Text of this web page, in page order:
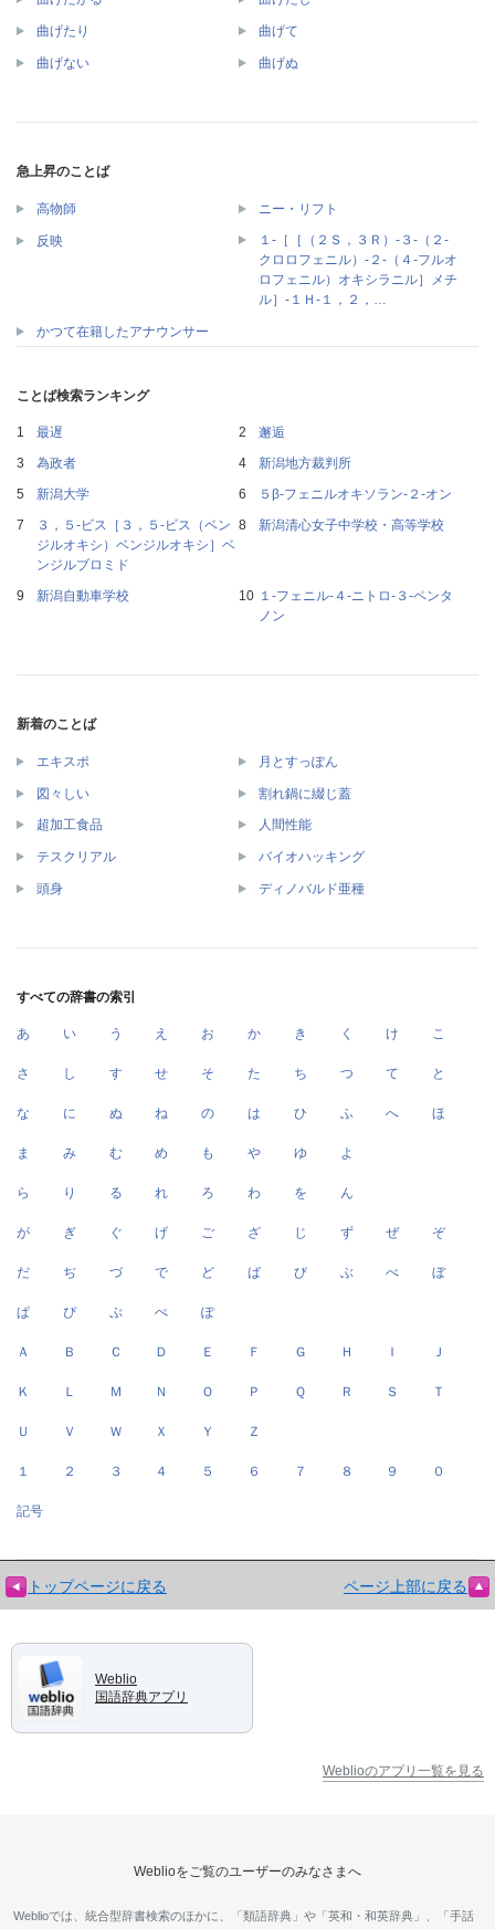
曲げたり 曲げて
曲げない 曲げぬ
急上昇のことば
高物師 ニー・リフト
反映
１‐［［（２Ｓ，３Ｒ）‐３‐（２‐
クロロフェニル）‐２‐（４‐フルオ
ロフェニル）オキシラニル］メチ
ル］‐１Ｈ‐１，２，…
かつて在籍したアナウンサー
ことば検索ランキング
最遅
邂逅
為政者
新潟地方裁判所
新潟大学
５β‐フェニルオキソラン‐２‐オン
３，５‐ビス［３，５‐ビス（ベン
ジルオキシ）ベンジルオキシ］ベ
ンジルブロミド
新潟清心女子中学校・高等学校
新潟自動車学校
１‐フェニル‐４‐ニトロ‐３‐ペンタ
ノン
新着のことば
エキスポ 月とすっぽん
図々しい 割れ鍋に綴じ蓋
超加工食品 人間性能
テスクリアル バイオハッキング
頭身 ディノバルド亜種
すべての辞書の索引
あ い う え お か き く け こ
さ し す せ そ た ち つ て と
な に ぬ ね の は ひ ふ へ ほ
ま み む め も や ゆ よ
ら り る れ ろ わ を ん
が ぎ ぐ げ ご ざ じ ず ぜ ぞ
だ ぢ づ で ど ば び ぶ べ ぼ
ぱ ぴ ぷ ぺ ぽ
Ａ Ｂ Ｃ Ｄ Ｅ Ｆ Ｇ Ｈ Ｉ Ｊ
Ｋ Ｌ Ｍ Ｎ Ｏ Ｐ Ｑ Ｒ Ｓ Ｔ
Ｕ Ｖ Ｗ Ｘ Ｙ Ｚ
１ ２ ３ ４ ５ ６ ７ ８ ９ ０
記号
トップページに戻る ページ上部に戻る
Weblio
国語辞典アプリ
Weblioのアプリ一覧を見る
Weblioをご覧のユーザーのみなさまへ
Weblioでは、統合型辞書検索のほかに、「類語辞典」や「英和・和英辞典」、「手話